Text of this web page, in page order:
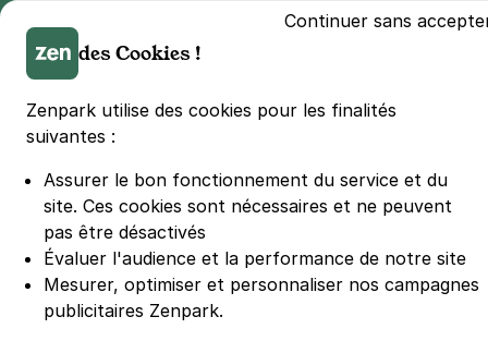
Parking Euralille
Parking Casino Barrière Lille
🌍 Passer de 130 à 110 km/h sur autoroute réduit votre
#SeDéplacerMoinsPolluer
© Zenpark 2012 - 2026 - Tous droits réservés - Fabriqué avec soin à
Rennes et Paris
Continuer sans
des Cookies !
Zenpark utilise des cookies pour les finalités
suivantes :
Assurer le bon fonctionnement du service et du
site. Ces cookies sont nécessaires et ne peuvent
pas être désactivés
Évaluer l'audience et la performance de notre site
Mesurer, optimiser et personnaliser nos campagnes
publicitaires Zenpark.